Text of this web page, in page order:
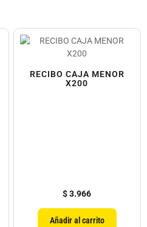
RECIBO CAJA MENOR
X200
$3.966
Añadir al carrito